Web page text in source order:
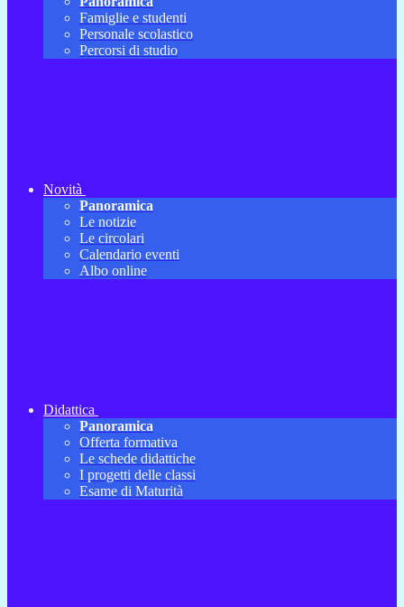
Famiglie e studenti
Personale scolastico
Percorsi di studio
Novità
Panoramica
Le notizie
Le circolari
Calendario eventi
Albo online
Didattica
Panoramica
Offerta formativa
Le schede didattiche
I progetti delle classi
Esame di Maturità